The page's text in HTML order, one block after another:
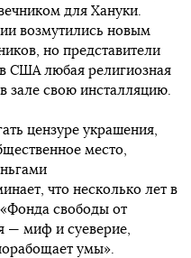
для Хануки.
возмутились новым
но представители
США любая религиозная
зале свою инсталляцию.
цензуре украшения,
место,
что несколько лет в
свободы от
— миф и суеверие,
умы».